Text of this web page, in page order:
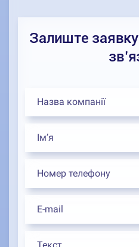
Залиште